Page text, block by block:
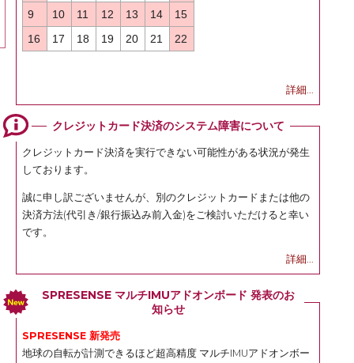
9
10 11 12 13 14
15
16
17 18 19 20 21 22
詳細...
クレジットカード決済のシステム障害について
クレジットカード決済を実行できない可能性がある状況が発生
しております。
誠に申し訳ございませんが、別のクレジットカードまたは他の
決済方法(代引き/銀行振込み前入金)をご検討いただけると幸い
です。
詳細...
SPRESENSE マルチIMUアドオンボード 発表のお
知らせ
SPRESENSE 新発売
地球の自転が計測できるほど超高精度 マルチIMUアドオンボー